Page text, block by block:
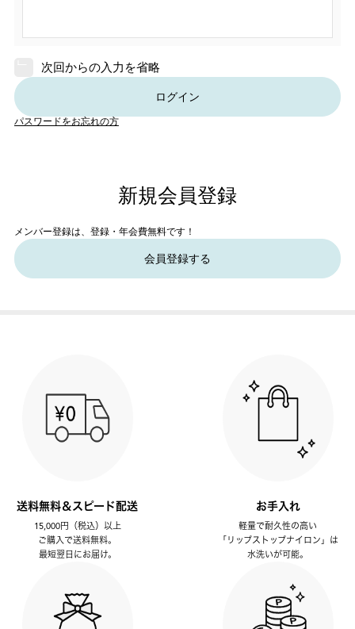
次回からの入力を省略
ログイン
パスワードをお忘れの方
新規会員登録
メンバー登録は、登録・年会費無料です！
会員登録する
送料無料＆スピード配送
15,000円（税込）以上
ご購入で送料無料。
最短翌日にお届け。
お手入れ
軽量で耐久性の高い
「リップストップナイロン」は
水洗いが可能。